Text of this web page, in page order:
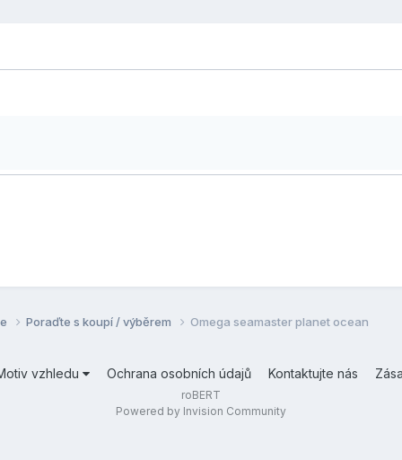
Poraďte s koupí / výběrem Omega seamaster planet ocean
vzhledu Ochrana osobních údajů Kontaktujte nás
roBERT
Powered by Invision Community